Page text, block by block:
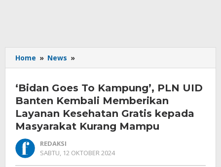
Home » News »
Goes
Kampung',
PLN
Banten
Kembali
Layanan
‘Bidan Goes To Kampung’, PLN UID
Banten Kembali Memberikan
Layanan Kesehatan Gratis kepada
Masyarakat Kurang Mampu
REDAKSI
SABTU, 12 OKTOBER 2024